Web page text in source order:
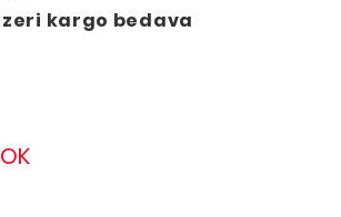
kargo bedava